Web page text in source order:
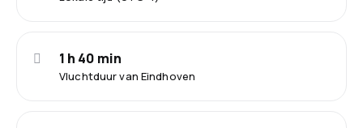
Vluchtduur van Eindhoven
1 h 40 min